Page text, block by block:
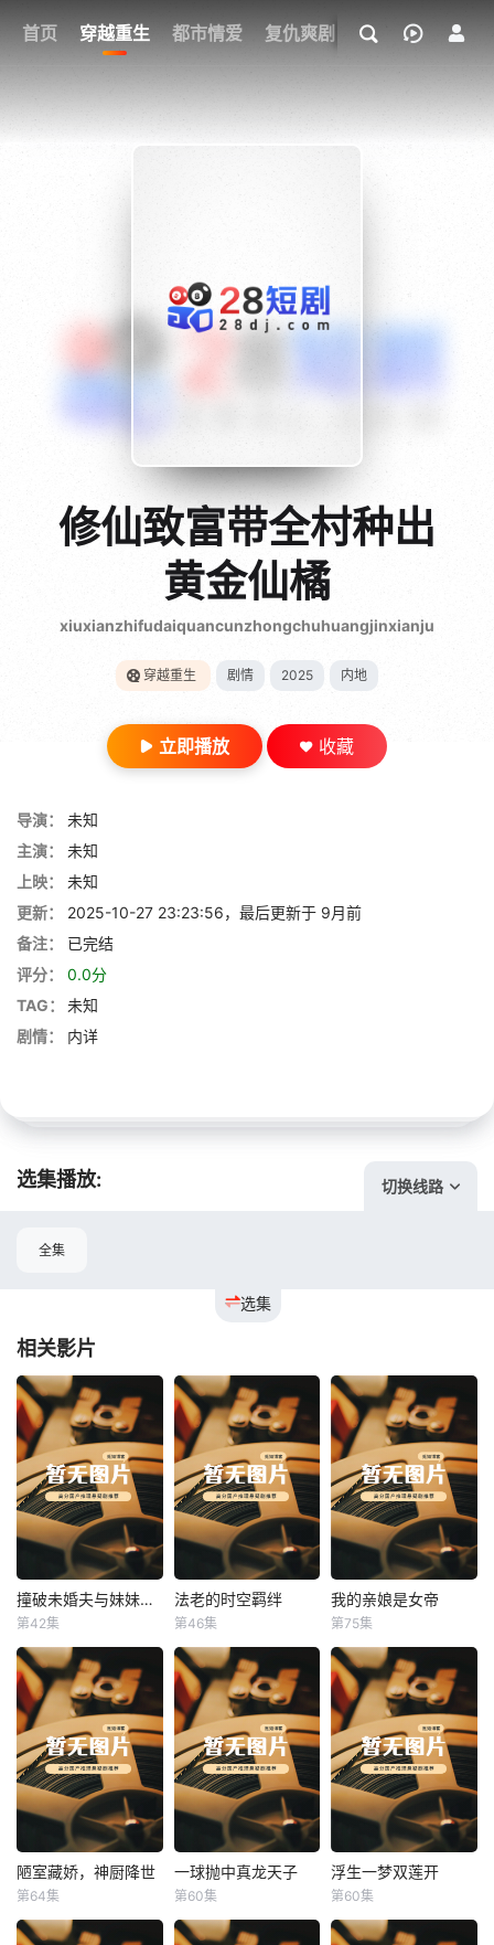
首页 穿越重生 都市情爱 复仇爽剧 玄幻武侠 奇幻
我的观影记录
{if condition="$obj.vod_points
gt 0"}
28短剧
修仙致富带全村种出
黄金仙橘
xiuxianzhifudaiquancunzhongchuhuangjinxianju
穿越重生 剧情 2025 内地
立即播放 收藏
导演：
未知
主演：
未知
上映：
未知
更新：
2025-10-27 23:23:56，最后更新于 9月前
备注：
已完结
评分：
0.0分
TAG：
未知
剧情：
内详
选集播放: 切换线路
选集
全集
相关影片
撞破未婚夫与妹妹打野战 撞破未婚夫与妹妹打野战
第42集
法老的时空羁绊
法老的时空羁绊
第46集
我的亲娘是女帝
我的亲娘是女帝
第75集
陋室藏娇，神厨降世
陋室藏娇，神厨降世
第64集
一球抛中真龙天子
一球抛中真龙天子
第60集
浮生一梦双莲开
浮生一梦双莲开
第60集